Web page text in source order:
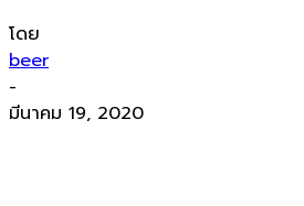
โดย
beer
-
มีนาคม 19, 2020